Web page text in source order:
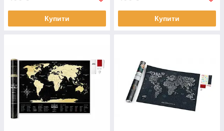
Купити Купити